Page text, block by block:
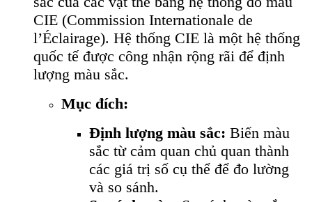
CIE (Commission Internationale de
l’Éclairage). Hệ thống CIE là một hệ thống
quốc tế được công nhận rộng rãi để định
lượng màu sắc.
Mục đích:
Định lượng màu sắc: Biến màu
sắc từ cảm quan chủ quan thành
các giá trị số cụ thể để đo lường
và so sánh.